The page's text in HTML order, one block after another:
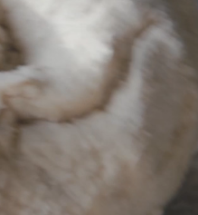
100% NEDERTARWE